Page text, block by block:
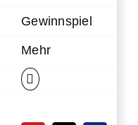
Gewinnspiel
Mehr
bestätigt zweite
Staffel von „Mr.
& Mrs. Smith“